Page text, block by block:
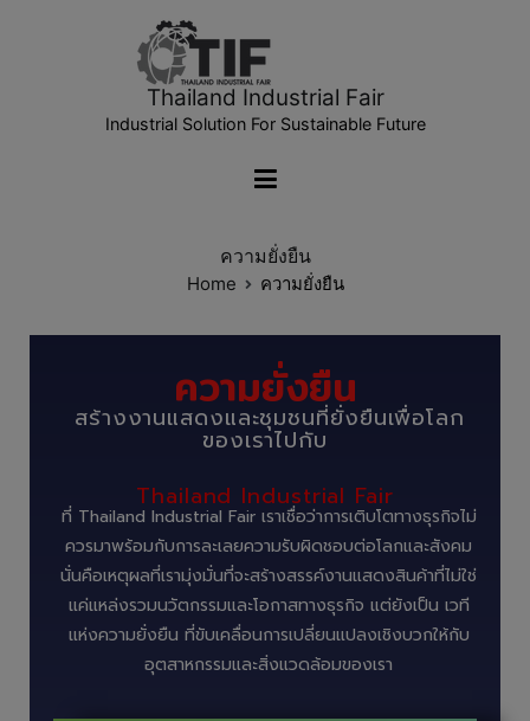
Thailand Industrial Fair
Industrial Solution For Sustainable Future
ความยั่งยืน
Home ความยั่งยืน
ความยั่งยืน
สร้างงานแสดงและชุมชนที่ยั่งยืนเพื่อโลก
ของเราไปกับ
Thailand Industrial Fair
ที่ Thailand Industrial Fair เราเชื่อว่าการเติบโตทางธุรกิจไม่
ควรมาพร้อมกับการละเลยความรับผิดชอบต่อโลกและสังคม
นั่นคือเหตุผลที่เรามุ่งมั่นที่จะสร้างสรรค์งานแสดงสินค้าที่ไม่ใช่
แค่แหล่งรวมนวัตกรรมและโอกาสทางธุรกิจ แต่ยังเป็น เวที
แห่งความยั่งยืน ที่ขับเคลื่อนการเปลี่ยนแปลงเชิงบวกให้กับ
อุตสาหกรรมและสิ่งแวดล้อมของเรา